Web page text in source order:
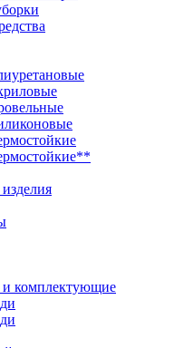
комплектующие